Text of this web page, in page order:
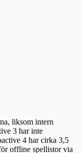
liksom intern
3 har inte
4 har cirka 3,5
offline spellistor via